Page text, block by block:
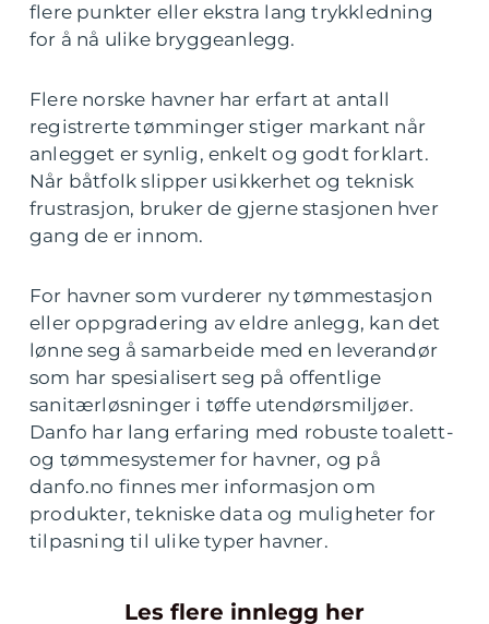
flere punkter eller ekstra lang trykkledning
for å nå ulike bryggeanlegg.
Flere norske havner har erfart at antall
registrerte tømminger stiger markant når
anlegget er synlig, enkelt og godt forklart.
Når båtfolk slipper usikkerhet og teknisk
frustrasjon, bruker de gjerne stasjonen hver
gang de er innom.
For havner som vurderer ny tømmestasjon
eller oppgradering av eldre anlegg, kan det
lønne seg å samarbeide med en leverandør
som har spesialisert seg på offentlige
sanitærløsninger i tøffe utendørsmiljøer.
Danfo har lang erfaring med robuste toalett-
og tømmesystemer for havner, og på
danfo.no finnes mer informasjon om
produkter, tekniske data og muligheter for
tilpasning til ulike typer havner.
Les flere innlegg her